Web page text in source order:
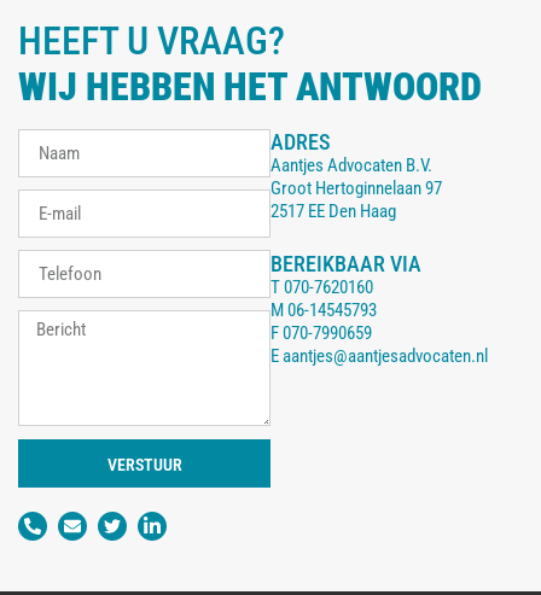
HEEFT U VRAAG?
WIJ HEBBEN HET ANTWOORD
VERSTUUR
ADRES
Aantjes Advocaten B.V.
Groot Hertoginnelaan 97
2517 EE Den Haag
BEREIKBAAR VIA
T070-7620160
M06-14545793
F070-7990659
Eaantjes@aantjesadvocaten.nl